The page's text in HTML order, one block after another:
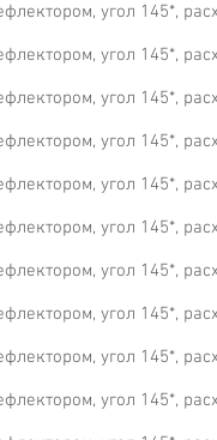
угол 145*,
угол 145*,
угол 145*,
угол 145*,
угол 145*,
угол 145*,
угол 145*,
угол 145*,
угол 145*,
угол 145*,